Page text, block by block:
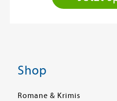
Shop
Romane & Krimis